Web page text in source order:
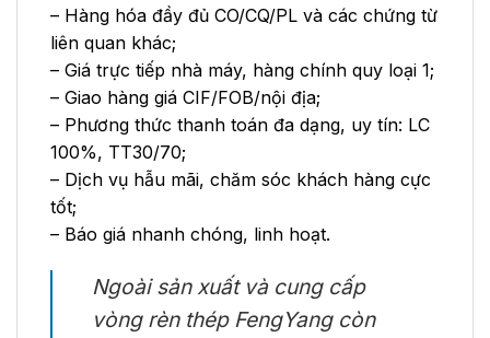
– Hàng hóa đầy đủ CO/CQ/PL và các chứng từ
liên quan khác;
– Giá trực tiếp nhà máy, hàng chính quy loại 1;
– Giao hàng giá CIF/FOB/nội địa;
– Phương thức thanh toán đa dạng, uy tín: LC
100%, TT30/70;
– Dịch vụ hẫu mãi, chăm sóc khách hàng cực
tốt;
– Báo giá nhanh chóng, linh hoạt.
Ngoài sản xuất và cung cấp
vòng rèn thép FengYang còn